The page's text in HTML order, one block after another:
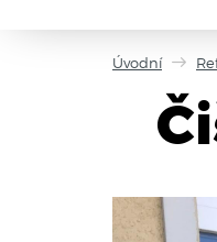
Úvodní